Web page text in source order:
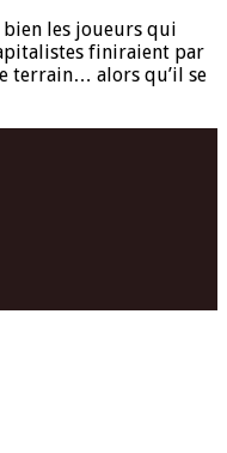
bien les joueurs qui
finiraient par
terrain… alors qu’il se